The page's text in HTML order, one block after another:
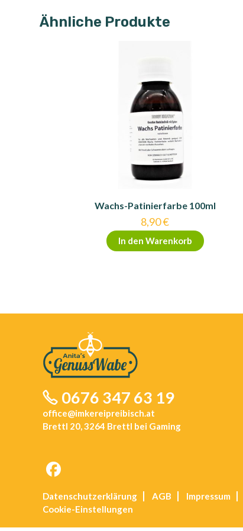
Ähnliche Produkte
Wachs-Patinierfarbe 100ml
8,90€
In den Warenkorb
0676 347 63 19
office@imkereipreibisch.at
Brettl 20, 3264 Brettl bei Gaming
in
a
Datenschutz­erklärung AGB
Impressum
Cookie-Einstellungen